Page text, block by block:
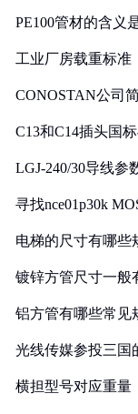
PE100管材的含义
工业厂房载重标准
CONOSTAN公司
C13和C14插头国
LGJ-240/30导线参
寻找nce01p30k
电梯的尺寸有哪些
镀锌方管尺寸一般
铝方管有哪些常见
光线传媒参投三国
横担型号对应重量